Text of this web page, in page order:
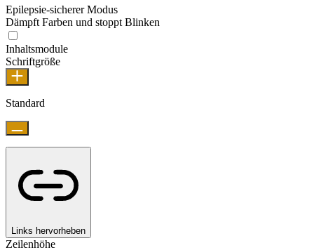
Epilepsie-sicherer Modus
Dämpft Farben und stoppt Blinken
Inhaltsmodule
Schriftgröße
Standard
Links hervorheben
Zeilenhöhe